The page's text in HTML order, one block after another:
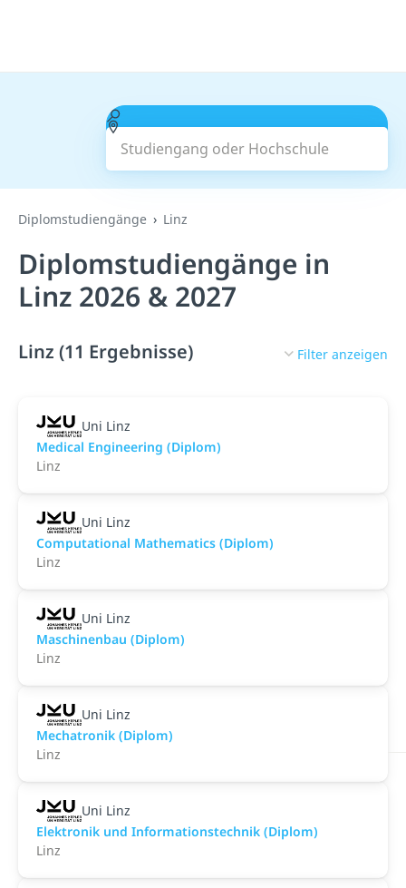
Studiengang oder Hochschule
Suchen
Diplomstudiengänge Linz
Diplomstudiengänge in
Linz 2026 & 2027
Linz (11 Ergebnisse) Filter anzeigen
Uni Linz
Medical Engineering (Diplom)
Linz
Uni Linz
Computational Mathematics (Diplom)
Linz
Uni Linz
Maschinenbau (Diplom)
Linz
Uni Linz
Mechatronik (Diplom)
Linz
Uni Linz
Elektronik und Informationstechnik (Diplom)
Linz